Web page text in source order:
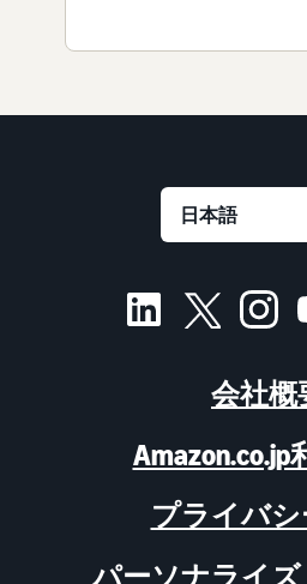
会社概
Amazon.co.jp
プライバ
パーソナライ